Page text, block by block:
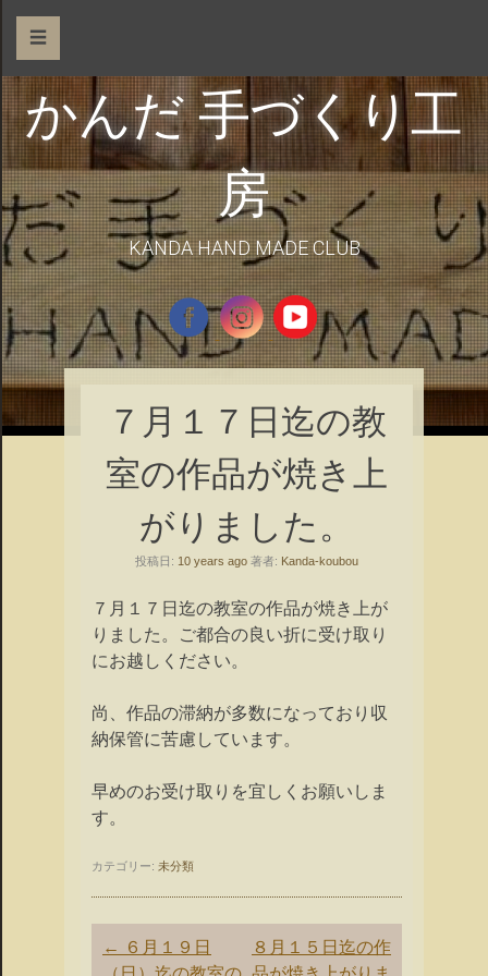
☰
かんだ 手づくり工
房
KANDA HAND MADE CLUB
７月１７日迄の教
室の作品が焼き上
がりました。
投稿日: 10 years ago 著者: Kanda-koubou
７月１７日迄の教室の作品が焼き上が
りました。
ご都合の良い折に受け取り
にお越しください。
尚、 作品の滞納が多数になっており収
納保管に苦慮しています。
早めのお受け取りを宜しくお願いしま
す。
カテゴリー: 未分類
投
← ６月１９日
８月１５日迄の作